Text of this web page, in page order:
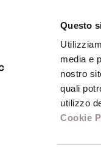
Questo
media e
nostro
quali
utilizzo
Cookie